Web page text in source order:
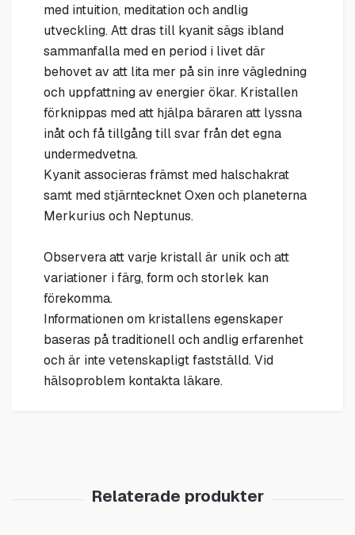
med intuition, meditation och andlig
utveckling. Att dras till kyanit sägs ibland
sammanfalla med en period i livet där
behovet av att lita mer på sin inre vägledning
och uppfattning av energier ökar. Kristallen
förknippas med att hjälpa bäraren att lyssna
inåt och få tillgång till svar från det egna
undermedvetna.
Kyanit associeras främst med halschakrat
samt med stjärntecknet Oxen och planeterna
Merkurius och Neptunus.
Observera att varje kristall är unik och att
variationer i färg, form och storlek kan
förekomma.
Informationen om kristallens egenskaper
baseras på traditionell och andlig erfarenhet
och är inte vetenskapligt fastställd. Vid
hälsoproblem kontakta läkare.